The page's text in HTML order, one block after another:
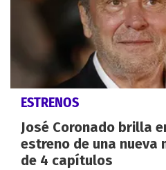
ESTRENOS
José Coronado brilla
estreno de una nueva
de 4 capítulos